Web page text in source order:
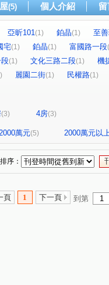
(5) 個人介紹
亞昕101(1) 鉑晶(1)
至
宅(1) 鉑晶(1) 富國路一段
(1) 文化三路二段(1)
機
麗園二街(1) 民權路(1)
(3) 4房(3)
萬元(5) 2000萬元以
排序：
頁 1 下一頁 到第